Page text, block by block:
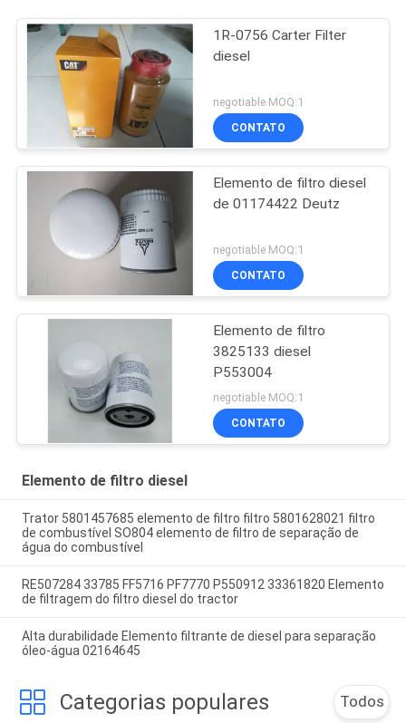
1R-0756 Carter Filter
diesel
negotiable MOQ:1
CONTATO
Elemento de filtro diesel
de 01174422 Deutz
negotiable MOQ:1
CONTATO
Elemento de filtro
3825133 diesel
P553004
negotiable MOQ:1
CONTATO
Elemento de filtro diesel
Trator 5801457685 elemento de filtro filtro 5801628021 filtro
de combustível SO804 elemento de filtro de separação de
água do combustível
RE507284 33785 FF5716 PF7770 P550912 33361820 Elemento
de filtragem do filtro diesel do tractor
Alta durabilidade Elemento filtrante de diesel para separação
óleo-água 02164645
Categorias populares Todos